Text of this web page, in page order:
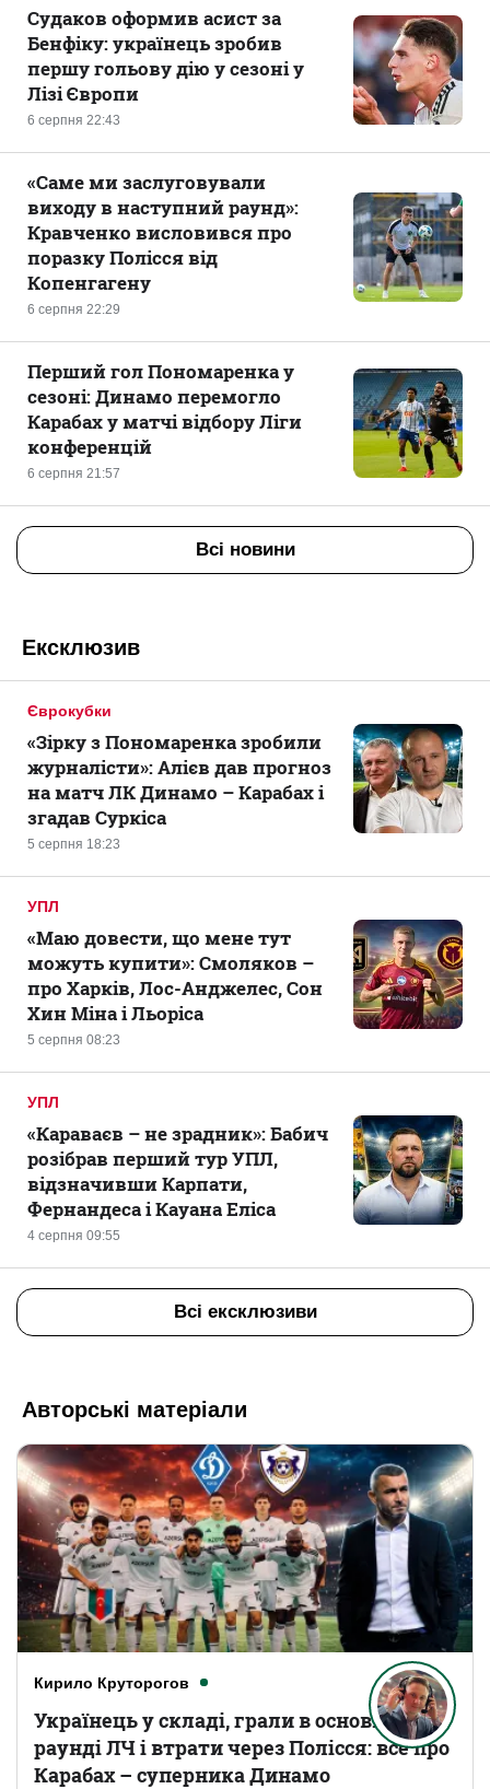
6 серпня 22:43
Судаков оформив асист за
Бенфіку: українець зробив
першу гольову дію у сезоні у
Лізі Європи
6 серпня 22:29
«Саме ми заслуговували
виходу в наступний раунд»:
Кравченко висловився про
поразку Полісся від
Копенгагену
6 серпня 21:57
Перший гол Пономаренка у
сезоні: Динамо перемогло
Карабах у матчі відбору Ліги
конференцій
Всі новини
Ексклюзив
Єврокубки
5 серпня 18:23
«Зірку з Пономаренка зробили
журналісти»: Алієв дав прогноз
на матч ЛК Динамо – Карабах і
згадав Суркіса
УПЛ
5 серпня 08:23
«Маю довести, що мене тут
можуть купити»: Смоляков –
про Харків, Лос-Анджелес, Сон
Хин Міна і Льоріса
УПЛ
4 серпня 09:55
«Караваєв – не зрадник»: Бабич
розібрав перший тур УПЛ,
відзначивши Карпати,
Фернандеса і Кауана Еліса
Всі ексклюзиви
Авторські матеріали
Кирило Круторогов
Українець у складі, грали в основному
раунді ЛЧ і втрати через Полісся: все про
Карабах – суперника Динамо